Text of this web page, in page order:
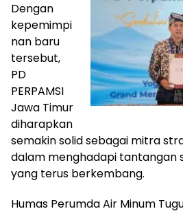
Dengan
kepemimpi
nan baru
tersebut,
PD
PERPAMSI
Jawa Timur
diharapkan
semakin solid sebagai mitra
dalam menghadapi tantangan
yang terus berkembang.
Humas Perumda Air Minum